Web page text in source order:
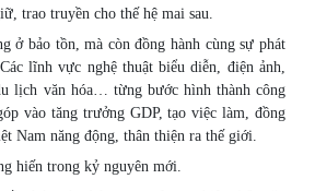
trao truyền cho thế hệ mai sau.
ở bảo tồn, mà còn đồng hành cùng sự phát
lĩnh vực nghệ thuật biểu diễn, điện ảnh,
lịch văn hóa… từng bước hình thành công
vào tăng trưởng GDP, tạo việc làm, đồng
Nam năng động, thân thiện ra thế giới.
hiến trong kỷ nguyên mới.